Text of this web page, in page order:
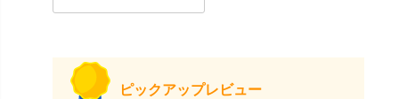
ピックアップレビュー